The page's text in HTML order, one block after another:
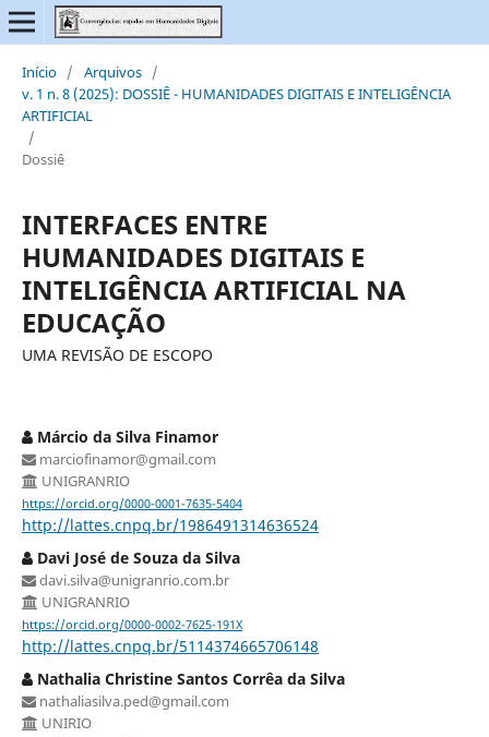
Início / Arquivos /
v. 1 n. 8 (2025): DOSSIÊ - HUMANIDADES DIGITAIS E INTELIGÊNCIA
ARTIFICIAL
/
Dossiê
INTERFACES ENTRE
HUMANIDADES DIGITAIS E
INTELIGÊNCIA ARTIFICIAL NA
EDUCAÇÃO
UMA REVISÃO DE ESCOPO
Márcio da Silva Finamor
marciofinamor@gmail.com
UNIGRANRIO
https://orcid.org/0000-0001-7635-5404
http://lattes.cnpq.br/1986491314636524
Davi José de Souza da Silva
davi.silva@unigranrio.com.br
UNIGRANRIO
https://orcid.org/0000-0002-7625-191X
http://lattes.cnpq.br/5114374665706148
Nathalia Christine Santos Corrêa da Silva
nathaliasilva.ped@gmail.com
UNIRIO